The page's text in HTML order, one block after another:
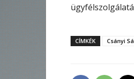
CÍMKÉK Csányi